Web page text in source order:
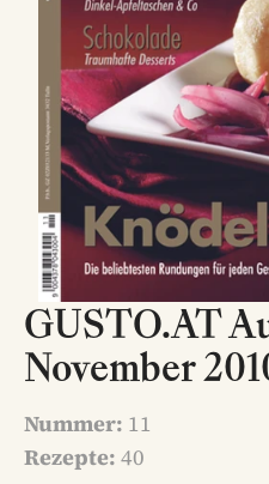
GUSTO.AT
November
Nummer: 11
Rezepte: 40